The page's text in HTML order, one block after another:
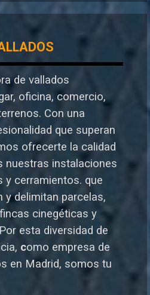
de vallados
oficina, comercio,
Con una
que superan
ofrecerte la calidad
nuestras instalaciones
y cerramientos. que
delimitan parcelas,
cinegéticas y
Por esta diversidad de
como empresa de
en Madrid, somos tu